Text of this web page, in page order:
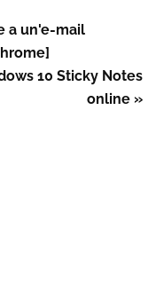
a un'e-mail
10 Sticky Notes
online »